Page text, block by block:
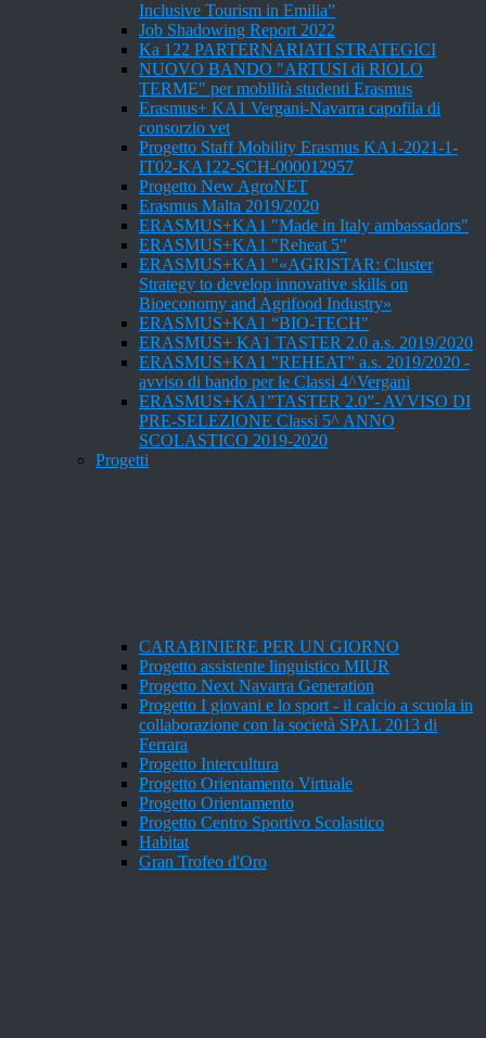
Inclusive Tourism in Emilia”
Job Shadowing Report 2022
Ka 122 PARTERNARIATI STRATEGICI
NUOVO BANDO "ARTUSI di RIOLO
TERME" per mobilità studenti Erasmus
Erasmus+ KA1 Vergani-Navarra capofila di
consorzio vet
Progetto Staff Mobility Erasmus KA1-2021-1-
IT02-KA122-SCH-000012957
Progetto New AgroNET
Erasmus Malta 2019/2020
ERASMUS+KA1 "Made in Italy ambassadors"
ERASMUS+KA1 "Reheat 5"
ERASMUS+KA1 "«AGRISTAR: Cluster
Strategy to develop innovative skills on
Bioeconomy and Agrifood Industry»
ERASMUS+KA1 “BIO-TECH"
ERASMUS+ KA1 TASTER 2.0 a.s. 2019/2020
ERASMUS+KA1 ”REHEAT” a.s. 2019/2020 -
avviso di bando per le Classi 4^Vergani
ERASMUS+KA1”TASTER 2.0”- AVVISO DI
PRE-SELEZIONE Classi 5^ ANNO
SCOLASTICO 2019-2020
Progetti
CARABINIERE PER UN GIORNO
Progetto assistente linguistico MIUR
Progetto Next Navarra Generation
Progetto I giovani e lo sport - il calcio a scuola in
collaborazione con la società SPAL 2013 di
Ferrara
Progetto Intercultura
Progetto Orientamento Virtuale
Progetto Orientamento
Progetto Centro Sportivo Scolastico
Habitat
Gran Trofeo d'Oro